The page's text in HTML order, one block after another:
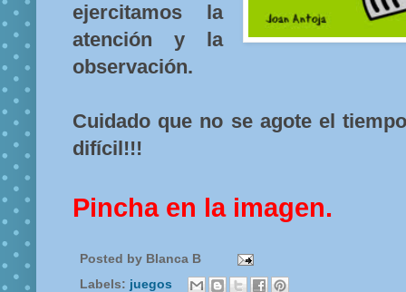
ejercitamos la
atención y la
observación.
Cuidado que no se agote el
difícil!!!
Pincha en la imagen.
Posted by Blanca B
Labels: juegos